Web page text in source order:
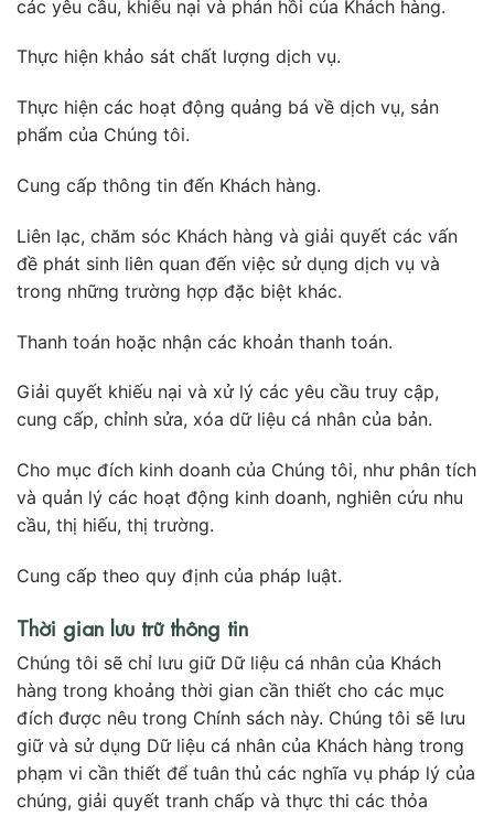
các yêu cầu, khiếu nại và phản hồi của Khách hàng.
Thực hiện khảo sát chất lượng dịch vụ.
Thực hiện các hoạt động quảng bá về dịch vụ, sản
phẩm của Chúng tôi.
Cung cấp thông tin đến Khách hàng.
Liên lạc, chăm sóc Khách hàng và giải quyết các vấn
đề phát sinh liên quan đến việc sử dụng dịch vụ và
trong những trường hợp đặc biệt khác.
Thanh toán hoặc nhận các khoản thanh toán.
Giải quyết khiếu nại và xử lý các yêu cầu truy cập,
cung cấp, chỉnh sửa, xóa dữ liệu cá nhân của bản.
Cho mục đích kinh doanh của Chúng tôi, như phân tích
và quản lý các hoạt động kinh doanh, nghiên cứu nhu
cầu, thị hiếu, thị trường.
Cung cấp theo quy định của pháp luật.
Thời gian lưu trữ thông tin
Chúng tôi sẽ chỉ lưu giữ Dữ liệu cá nhân của Khách
hàng trong khoảng thời gian cần thiết cho các mục
đích được nêu trong Chính sách này. Chúng tôi sẽ lưu
giữ và sử dụng Dữ liệu cá nhân của Khách hàng trong
phạm vi cần thiết để tuân thủ các nghĩa vụ pháp lý của
chúng, giải quyết tranh chấp và thực thi các thỏa